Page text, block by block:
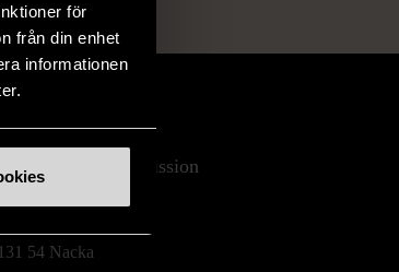
för
från din enhet
informationen
Stockholms Stadsmission
131 54 Nacka